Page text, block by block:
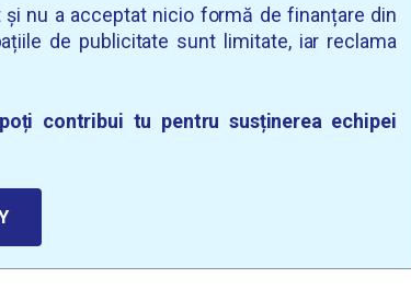
și nu a acceptat nicio formă de finanțare din
de publicitate sunt limitate, iar reclama
contribui tu pentru susținerea echipei